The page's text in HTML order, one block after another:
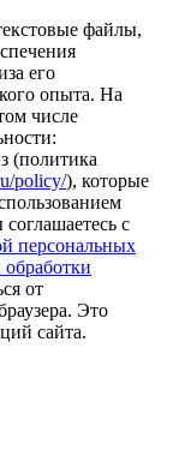
файлы,
его
опыта. На
числе
(политика
policy/), которые
с
персональных
от
Это
сайта.